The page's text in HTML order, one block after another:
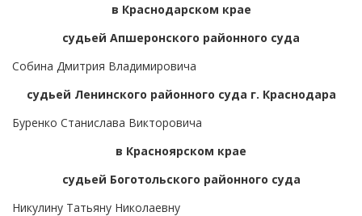
в Краснодарском крае
судьей Апшеронского районного суда
Собина Дмитрия Владимировича
судьей Ленинского районного суда г. Краснодара
Буренко Станислава Викторовича
в Красноярском крае
судьей Боготольского районного суда
Никулину Татьяну Николаевну